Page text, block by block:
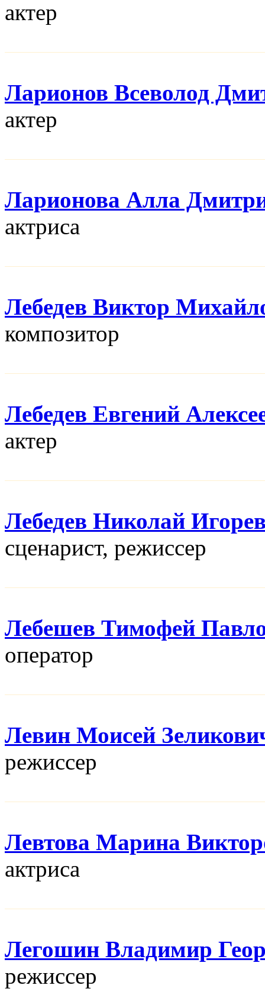
актер
Ларионов Всеволод
актер
Ларионова Алла
актриса
Лебедев Виктор
композитор
Лебедев Евгений
актер
Лебедев Николай
сценарист, режисcер
Лебешев Тимофей
оператор
Левин Моисей
режисcер
Левтова Марина
актриса
Легошин Владимир
режисcер